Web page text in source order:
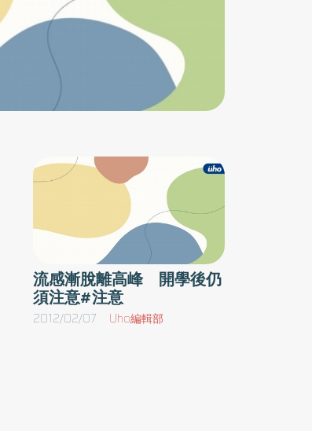
肝膽科醫師陳鴻瑋表示，肉類、海鮮等
烤熟，半生不熟會增加感染病菌或寄生
，建議煮半熟再烤，保留風味也減少毒
柚子膳食纖維豐富，多吃有益／柚子雖
膳食纖維，可幫助消化，但吃太多容易
病的病患應酌量食用。3） 食材放上烤
上使用烤肉醬料／高溫會導致醬料產生
，釋放致癌物質，應待食材熟後再使用
。 5要訣1） 食物低溫分類保存／臺北
附設醫院營養室膳食供應組林郁茹組長
同種類食物在清潔後，應分類保存，可
或保鮮密封袋置於冰箱，低溫保存於
要烤肉的時候才拿出，可降低病原菌
流感漸脫離高峰 開學後仍
須注意#注意
2012/02/07 Uho編輯部